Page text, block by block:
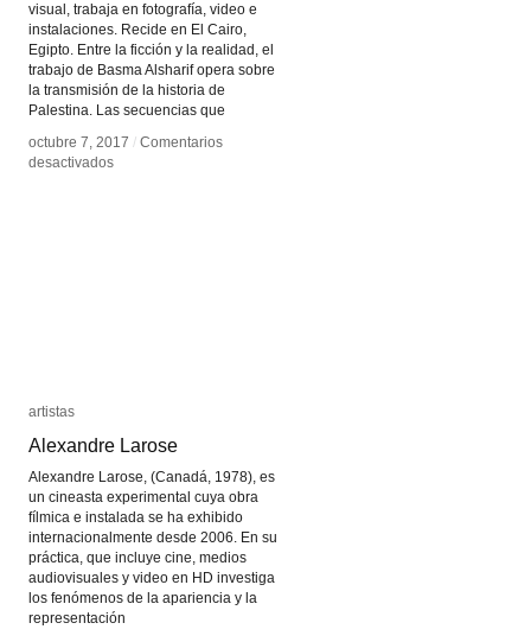
visual, trabaja en fotografía, video e
instalaciones. Recide en El Cairo,
Egipto. Entre la ficción y la realidad, el
trabajo de Basma Alsharif opera sobre
la transmisión de la historia de
Palestina. Las secuencias que
octubre 7, 2017 / Comentarios
desactivadosen
octubre 7, 2017 / Comentarios
desactivadosen
artistas
Alexandre Larose
Alexandre Larose, (Canadá, 1978), es
un cineasta experimental cuya obra
fílmica e instalada se ha exhibido
internacionalmente desde 2006. En su
práctica, que incluye cine, medios
audiovisuales y video en HD investiga
los fenómenos de la apariencia y la
representación
artistas
Alexandre Larose